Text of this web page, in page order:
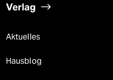
Verlag
Aktuelles
Hausblog